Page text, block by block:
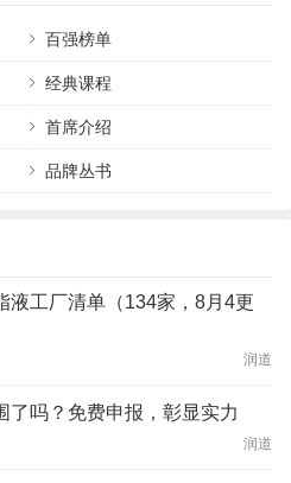
百强榜单
经典课程
首席介绍
品牌丛书
液工厂清单（134家，8月4更
润道
了吗？免费申报，彰显实力
润道